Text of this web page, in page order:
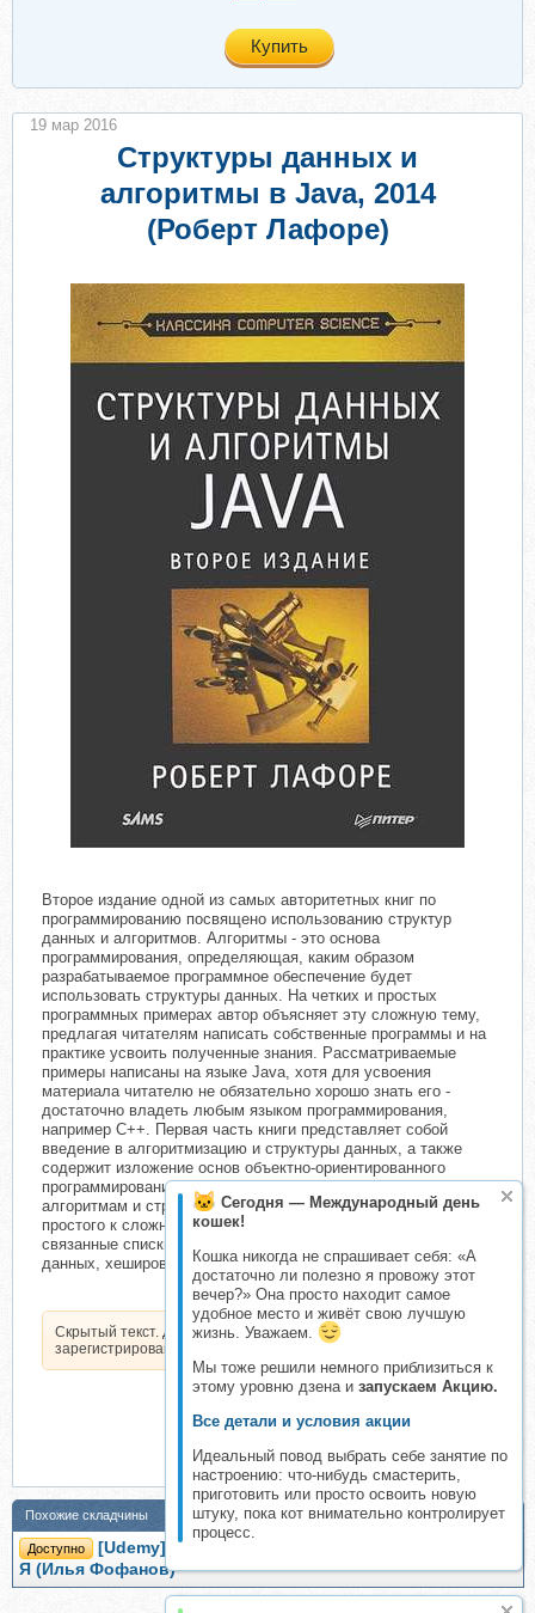
Сегодня — Международный день
кошек!
Кошка никогда не спрашивает себя: «А
достаточно ли полезно я провожу этот
вечер?» Она просто находит самое
удобное место и живёт свою лучшую
жизнь. Уважаем.
Мы тоже решили немного приблизиться к
этому уровню дзена и запускаем Акцию.
Все детали и условия акции
Идеальный повод выбрать себе занятие по
настроению: что-нибудь смастерить,
приготовить или просто освоить новую
штуку, пока кот внимательно контролирует
процесс.
Купить
Структуры данных и
алгоритмы в Java, 2014
(Роберт Лафоре)
Второе издание одной из самых авторитетных книг по
программированию посвящено использованию структур
данных и алгоритмов. Алгоритмы - это основа
программирования, определяющая, каким образом
разрабатываемое программное обеспечение будет
использовать структуры данных. На четких и простых
программных примерах автор объясняет эту сложную тему,
предлагая читателям написать собственные программы и на
практике усвоить полученные знания. Рассматриваемые
примеры написаны на языке Java, хотя для усвоения
материала читателю не обязательно хорошо знать его -
достаточно владеть любым языком программирования,
например С++. Первая часть книги представляет собой
введение в алгоритмизацию и структуры данных, а также
содержит изложение основ объектно-ориентированного
программирования. Следующие части посвящены различным
алгоритмам и структурам данных, рассматриваемым от
простого к сложному: сортировка, абстрактные типы данных,
связанные списки, рекурсия, древовидные структуры
данных, хеширование,...
Скрытый текст. Доступен только
зарегистрированным пользователям.
19 мар 2016
Похожие складчины
Доступно
[Udemy] Алгоритмы и структуры данных от А до
Я (Илья Фофанов)